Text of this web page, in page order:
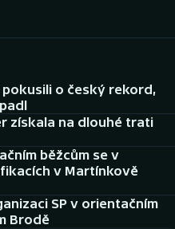
o český rekord,
získala na dlouhé trati
běžcům se v
v Martínkově
SP v orientačním
Brodě